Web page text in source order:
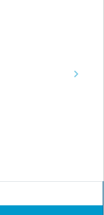
Next